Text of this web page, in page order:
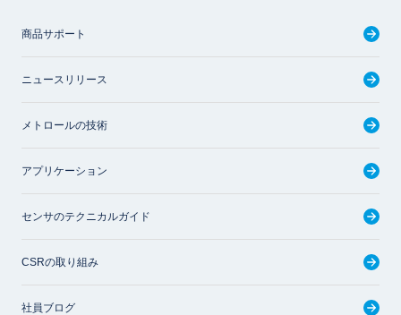
商品サポート
ニュースリリース
メトロールの技術
アプリケーション
センサのテクニカルガイド
CSRの取り組み
社員ブログ